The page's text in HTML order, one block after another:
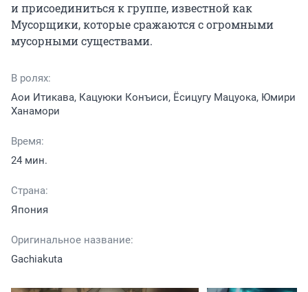
и присоединиться к группе, известной как
Мусорщики, которые сражаются с огромными
мусорными существами.
В ролях:
Аои Итикава, Кацуюки Конъиси, Ёсицугу Мацуока, Юмири
Ханамори
Время:
24 мин.
Страна:
Япония
Оригинальное название:
Gachiakuta